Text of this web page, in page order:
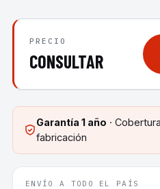
PRECIO
CONSULTAR
Garantía 1 año ·
fabricación
ENVÍO A TODO EL PAÍS